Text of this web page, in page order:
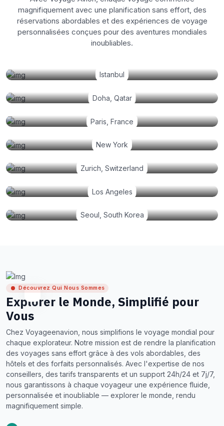
magnifiquement avec une planification sans effort, des
réservations abordables et des expériences de voyage
personnalisées conçues pour des aventures mondiales
inoubliables.
Istanbul
Doha, Qatar
Paris, France
New York
Zurich, Switzerland
Los Angeles
Seoul, South Korea
Découvrez Qui Nous Sommes
Explorer le Monde, Simplifié pour
Vous
Chez Voyageenavion, nous simplifions le voyage mondial pour
chaque explorateur. Notre mission est de rendre la planification
des voyages sans effort grâce à des vols abordables, des
hôtels et des forfaits personnalisés. Avec l'expertise de nos
conseillers, des tarifs transparents et un support 24h/24 et 7j/7,
nous garantissons à chaque voyageur une expérience fluide,
personnalisée et inoubliable — explorer le monde, rendu
magnifiquement simple.